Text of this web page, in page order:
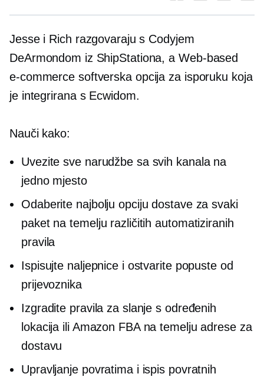
Jesse i Rich razgovaraju s Codyjem
DeArmondom iz ShipStationa, a Web-based
e-commerce softverska opcija za isporuku koja
je integrirana s Ecwidom.
Nauči kako:
Uvezite sve narudžbe sa svih kanala na
jedno mjesto
Odaberite najbolju opciju dostave za svaki
paket na temelju različitih automatiziranih
pravila
Ispisujte naljepnice i ostvarite popuste od
prijevoznika
Izgradite pravila za slanje s određenih
lokacija ili Amazon FBA na temelju adrese za
dostavu
Upravljanje povratima i ispis povratnih